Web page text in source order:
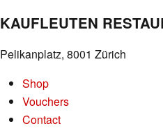
KAUFLEUTEN
Pelikanplatz, 8001 Zürich
Shop
Vouchers
Contact